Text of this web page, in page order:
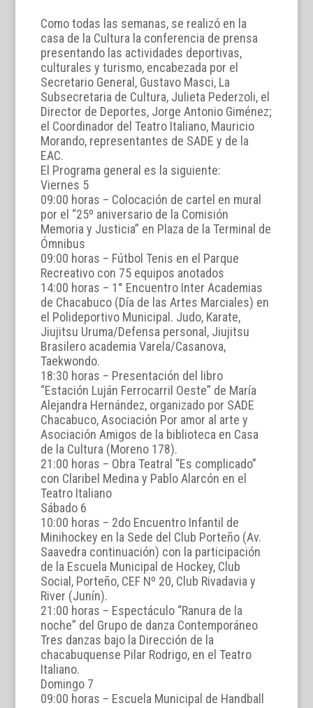
Como todas las semanas, se realizó en la
casa de la Cultura la conferencia de prensa
presentando las actividades deportivas,
culturales y turismo, encabezada por el
Secretario General, Gustavo Masci, La
Subsecretaria de Cultura, Julieta Pederzoli, el
Director de Deportes, Jorge Antonio Giménez;
el Coordinador del Teatro Italiano, Mauricio
Morando, representantes de SADE y de la
EAC.
El Programa general es la siguiente:
Viernes 5
09:00 horas – Colocación de cartel en mural
por el “25º aniversario de la Comisión
Memoria y Justicia” en Plaza de la Terminal de
Ómnibus
09:00 horas – Fútbol Tenis en el Parque
Recreativo con 75 equipos anotados
14:00 horas – 1° Encuentro Inter Academias
de Chacabuco (Día de las Artes Marciales) en
el Polideportivo Municipal. Judo, Karate,
Jiujitsu Uruma/Defensa personal, Jiujitsu
Brasilero academia Varela/Casanova,
Taekwondo.
18:30 horas – Presentación del libro
“Estación Luján Ferrocarril Oeste” de María
Alejandra Hernández, organizado por SADE
Chacabuco, Asociación Por amor al arte y
Asociación Amigos de la biblioteca en Casa
de la Cultura (Moreno 178).
21:00 horas – Obra Teatral “Es complicado”
con Claribel Medina y Pablo Alarcón en el
Teatro Italiano
Sábado 6
10:00 horas – 2do Encuentro Infantil de
Minihockey en la Sede del Club Porteño (Av.
Saavedra continuación) con la participación
de la Escuela Municipal de Hockey, Club
Social, Porteño, CEF Nº 20, Club Rivadavia y
River (Junín).
21:00 horas – Espectáculo “Ranura de la
noche” del Grupo de danza Contemporáneo
Tres danzas bajo la Dirección de la
chacabuquense Pilar Rodrigo, en el Teatro
Italiano.
Domingo 7
09:00 horas – Escuela Municipal de Handball